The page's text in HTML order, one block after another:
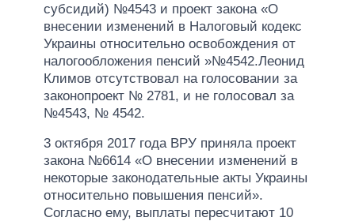
субсидий) №4543 и проект закона «О
внесении изменений в Налоговый кодекс
Украины относительно освобождения от
налогообложения пенсий »№4542.Леонид
Климов отсутствовал на голосовании за
законопроект № 2781, и не голосовал за
№4543, № 4542.
3 октября 2017 года ВРУ приняла проект
закона №6614 «О внесении изменений в
некоторые законодательные акты Украины
относительно повышения пенсий».
Согласно ему, выплаты пересчитают 10